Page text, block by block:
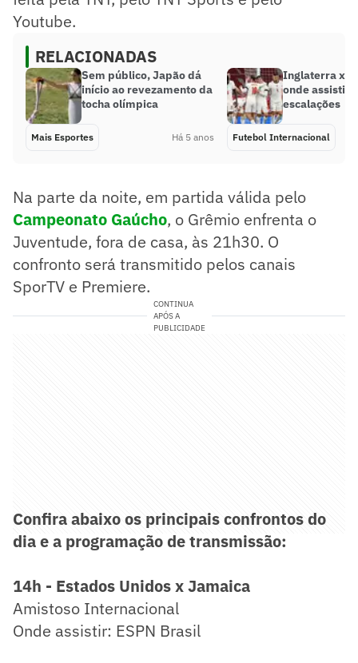
Youtube.
RELACIONADAS
Sem público, Japão dá
início ao revezamento da
tocha olímpica
Mais Esportes Há 5 anos
Inglaterra x
onde assistir
escalações
Futebol Internacional
Na parte da noite, em partida válida pelo
Campeonato Gaúcho, o Grêmio enfrenta o
Juventude, fora de casa, às 21h30. O
confronto será transmitido pelos canais
SporTV e Premiere.
CONTINUA
APÓS A
PUBLICIDADE
Confira abaixo os principais confrontos do
dia e a programação de transmissão:
14h - Estados Unidos x Jamaica
Amistoso Internacional
Onde assistir: ESPN Brasil